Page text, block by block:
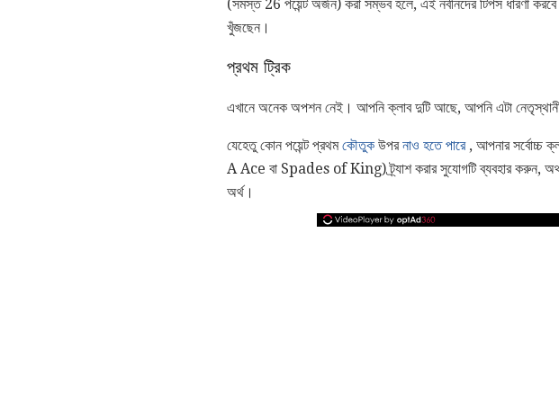
(সমস্ত 26 পয়েন্ট অর্জন) করা সম্ভব হলে, এই নবীনদের টিপস ধারণা
খুঁজছেন।
প্রথম ট্রিক
এখানে অনেক অপশন নেই। আপনি ক্লাব দুটি আছে, আপনি এটা
যেহেতু কোন পয়েন্ট প্রথমকৌতুক উপরনাও হতে পারে, আপনার সর্বোচ্চ
A Ace বা Spades of King) ট্র্যাশ করার সুযোগটি ব্যবহার করুন,
অর্থ।